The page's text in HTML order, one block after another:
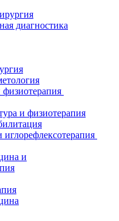
диагностика
физиотерапия
и физиотерапия
и